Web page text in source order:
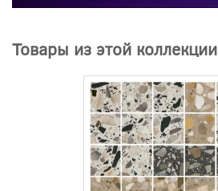
Товары из этой коллекции